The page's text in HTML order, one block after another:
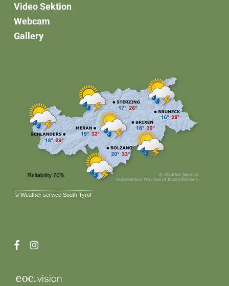
Video Sektion
Webcam
Gallery
© Weather service South Tyrol
facebookinstagram